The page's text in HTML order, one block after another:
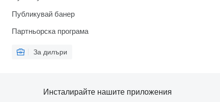
Публикувай банер
Партньорска програма
За дилъри
Инсталирайте нашите приложения